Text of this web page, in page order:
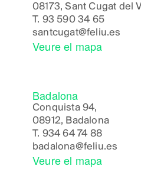
08173, Sant Cugat del
T. 93 590 34 65
santcugat@feliu.es
Veure el mapa
Badalona
Conquista 94,
08912, Badalona
T. 934 64 74 88
badalona@feliu.es
Veure el mapa